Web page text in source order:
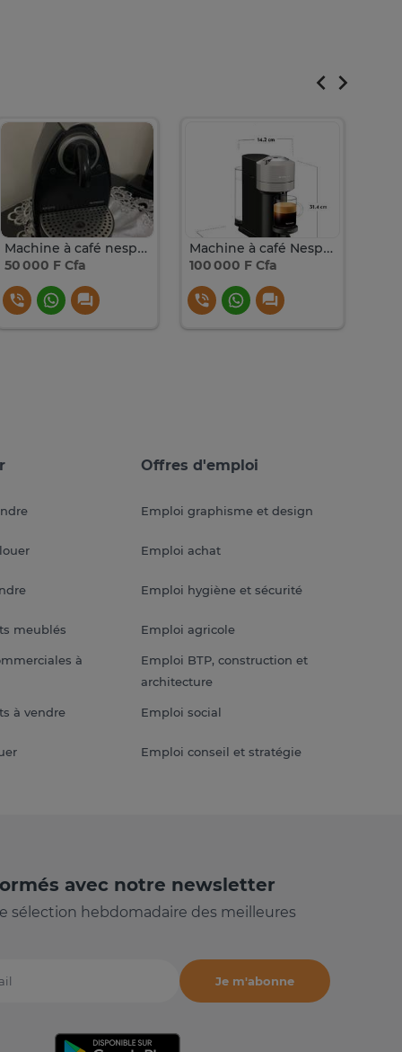
Machine à café nespresso
50 000 F Cfa
Machine à café Nespresso vertu Gris
100 000 F Cfa
meublés
à
à vendre
Offres d'emploi
Emploi graphisme et design
Emploi achat
Emploi hygiène et sécurité
Emploi agricole
Emploi BTP, construction et
architecture
Emploi social
Emploi conseil et stratégie
avec notre newsletter
sélection hebdomadaire des meilleures
Je m'abonne